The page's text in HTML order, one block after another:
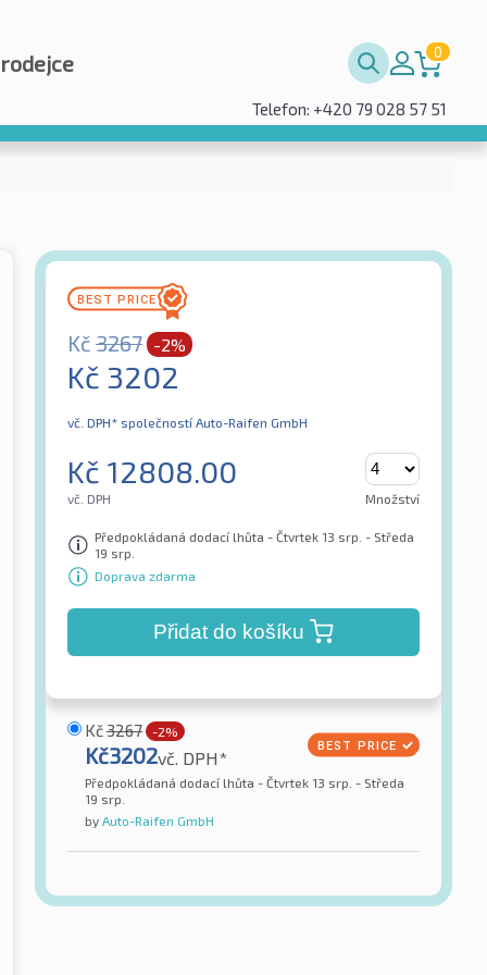
0
Telefon: +420 79 028 57 51
Kč 3267 -2%
Kč 3202
vč. DPH* společností Auto-Raifen GmbH
Kč 12808.00
vč. DPH Množství
Předpokládaná dodací lhůta - Čtvrtek 13 srp. - Středa
19 srp.
Doprava zdarma
Přidat do košíku
Kč3267 -2%
Kč3202vč. DPH*
Předpokládaná dodací lhůta - Čtvrtek 13 srp. - Středa
19 srp.
by Auto-Raifen GmbH